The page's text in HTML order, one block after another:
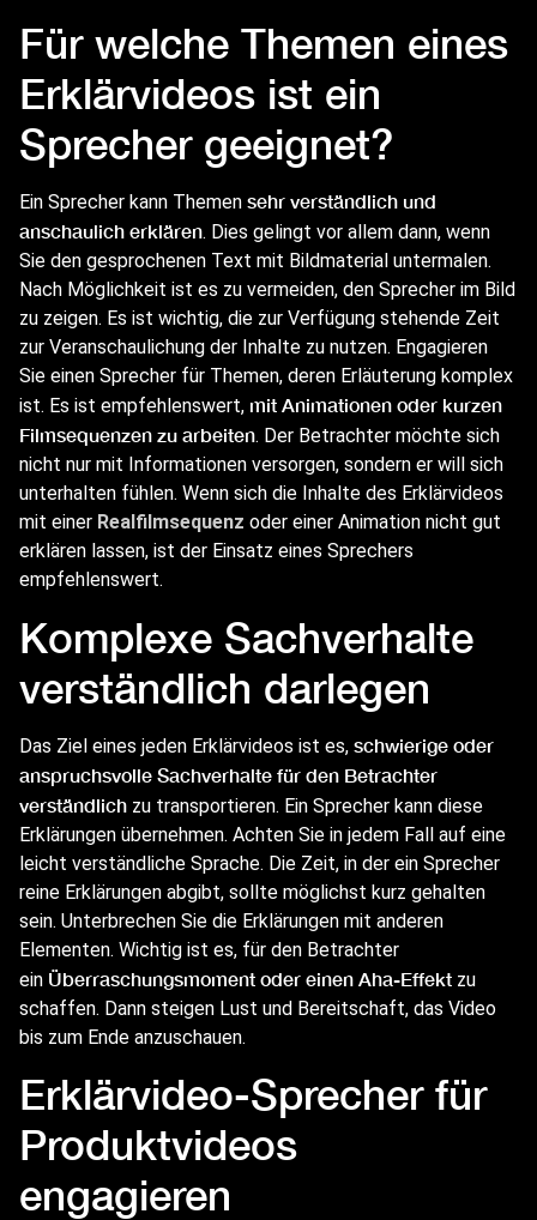
Für welche Themen eines
Erklärvideos ist ein
Sprecher geeignet?
Ein Sprecher kann Themen sehr verständlich und
anschaulich erklären. Dies gelingt vor allem dann, wenn
Sie den gesprochenen Text mit Bildmaterial untermalen.
Nach Möglichkeit ist es zu vermeiden, den Sprecher im Bild
zu zeigen. Es ist wichtig, die zur Verfügung stehende Zeit
zur Veranschaulichung der Inhalte zu nutzen. Engagieren
Sie einen Sprecher für Themen, deren Erläuterung komplex
ist. Es ist empfehlenswert, mit Animationen oder kurzen
Filmsequenzen zu arbeiten. Der Betrachter möchte sich
nicht nur mit Informationen versorgen, sondern er will sich
unterhalten fühlen. Wenn sich die Inhalte des Erklärvideos
mit einer Realfilmsequenz oder einer Animation nicht gut
erklären lassen, ist der Einsatz eines Sprechers
empfehlenswert.
Komplexe Sachverhalte
verständlich darlegen
Das Ziel eines jeden Erklärvideos ist es, schwierige oder
anspruchsvolle Sachverhalte für den Betrachter
verständlich zu transportieren. Ein Sprecher kann diese
Erklärungen übernehmen. Achten Sie in jedem Fall auf eine
leicht verständliche Sprache. Die Zeit, in der ein Sprecher
reine Erklärungen abgibt, sollte möglichst kurz gehalten
sein. Unterbrechen Sie die Erklärungen mit anderen
Elementen. Wichtig ist es, für den Betrachter
ein Überraschungsmoment oder einen Aha-Effekt zu
schaffen. Dann steigen Lust und Bereitschaft, das Video
bis zum Ende anzuschauen.
Erklärvideo-Sprecher für
Produktvideos
engagieren